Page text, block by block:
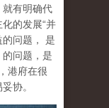
就有明确代
的发展“并
问题， 是
问题，是
港府在很
协。